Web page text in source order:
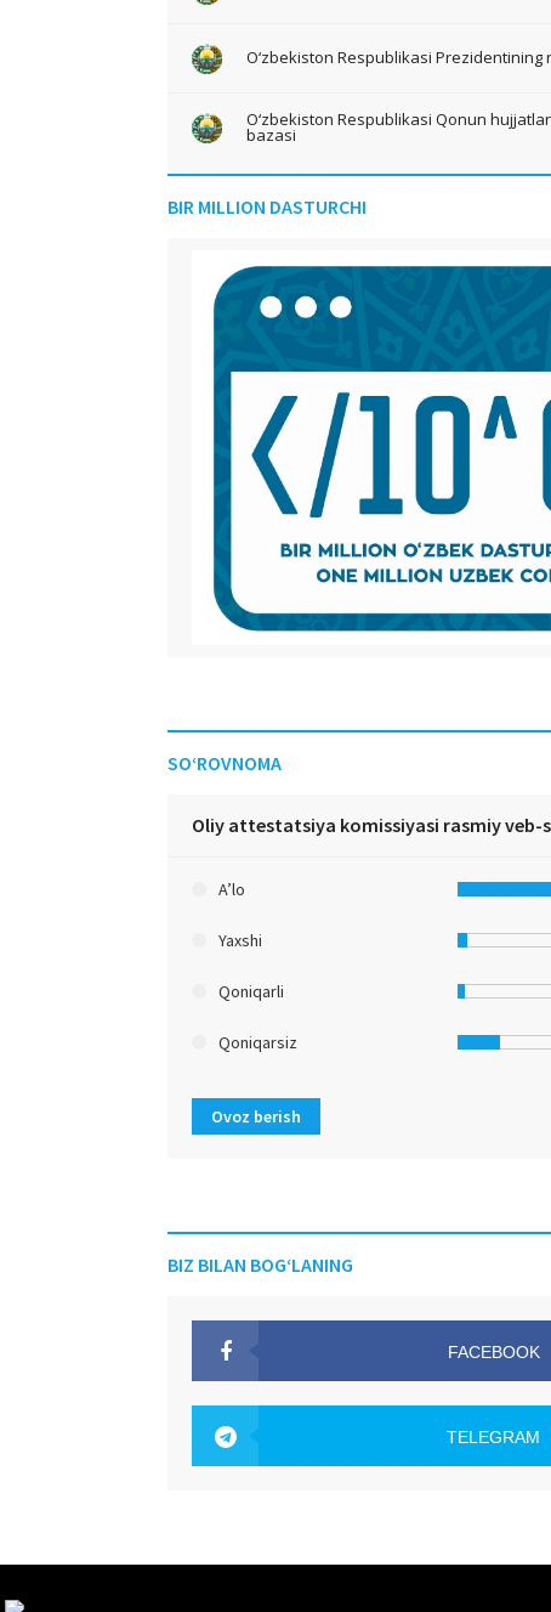
O‘zbekiston Respublikasi Prezidentining
O‘zbekiston Respublikasi Qonun
bazasi
BIR MILLION DASTURCHI
SO‘ROVNOMA
Oliy attestatsiya komissiyasi rasmiy
A’lo
Yaxshi
Qoniqarli
Qoniqarsiz
Ovoz berish
BIZ BILAN BOG‘LANING
FACEBOOK
TELEGRAM